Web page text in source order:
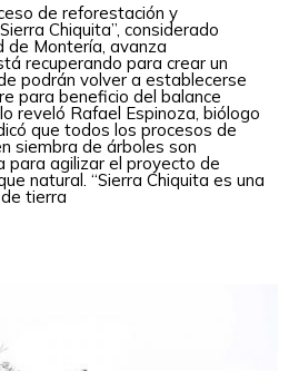
de reforestación y
Chiquita”, considerado
de Montería, avanza
recuperando para crear un
podrán volver a establecerse
para beneficio del balance
reveló Rafael Espinoza, biólogo
que todos los procesos de
siembra de árboles son
para agilizar el proyecto de
natural. “Sierra Chiquita es una
tierra